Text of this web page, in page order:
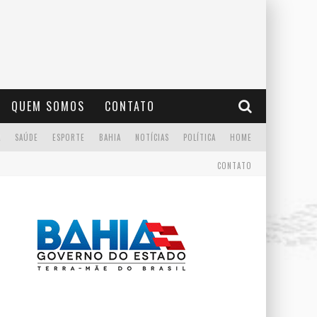
QUEM SOMOS CONTATO
HOME
POLÍTICA
NOTÍCIAS
BAHIA
ESPORTE
SAÚDE
CONTATO